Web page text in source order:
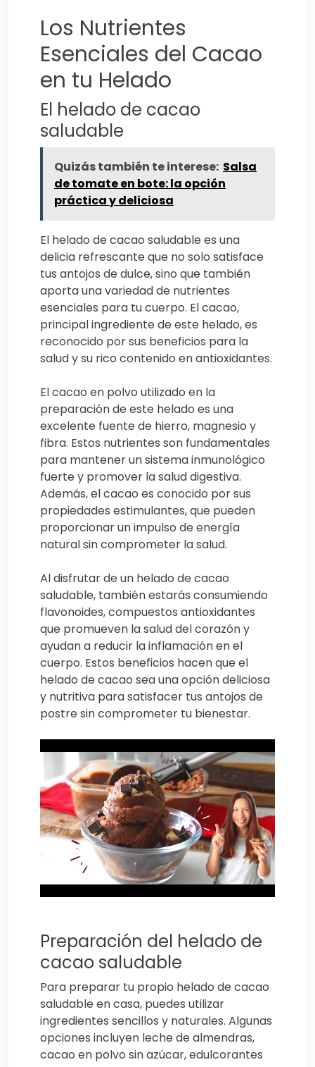
Los Nutrientes
Esenciales del Cacao
en tu Helado
El helado de cacao
saludable
Quizás también te interese: Salsa
de tomate en bote: la opción
práctica y deliciosa
El helado de cacao saludable es una
delicia refrescante que no solo satisface
tus antojos de dulce, sino que también
aporta una variedad de nutrientes
esenciales para tu cuerpo. El cacao,
principal ingrediente de este helado, es
reconocido por sus beneficios para la
salud y su rico contenido en antioxidantes.
El cacao en polvo utilizado en la
preparación de este helado es una
excelente fuente de hierro, magnesio y
fibra. Estos nutrientes son fundamentales
para mantener un sistema inmunológico
fuerte y promover la salud digestiva.
Además, el cacao es conocido por sus
propiedades estimulantes, que pueden
proporcionar un impulso de energía
natural sin comprometer la salud.
Al disfrutar de un helado de cacao
saludable, también estarás consumiendo
flavonoides, compuestos antioxidantes
que promueven la salud del corazón y
ayudan a reducir la inflamación en el
cuerpo. Estos beneficios hacen que el
helado de cacao sea una opción deliciosa
y nutritiva para satisfacer tus antojos de
postre sin comprometer tu bienestar.
Preparación del helado de
cacao saludable
Para preparar tu propio helado de cacao
saludable en casa, puedes utilizar
ingredientes sencillos y naturales. Algunas
opciones incluyen leche de almendras,
cacao en polvo sin azúcar, edulcorantes